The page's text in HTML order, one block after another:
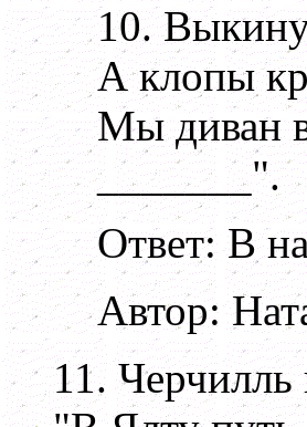
10.
А клопы
Мы диван
_______".
Ответ: В
Автор:
11.